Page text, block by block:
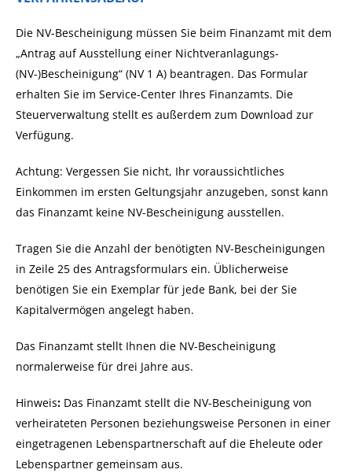
Die NV-Bescheinigung müssen Sie beim Finanzamt mit dem
„Antrag auf Ausstellung einer Nichtveranlagungs-
(NV-)Bescheinigung“ (NV 1 A) beantragen. Das Formular
erhalten Sie im Service-Center Ihres Finanzamts. Die
Steuerverwaltung stellt es außerdem zum Download zur
Verfügung.
Achtung: Vergessen Sie nicht, Ihr voraussichtliches
Einkommen im ersten Geltungsjahr anzugeben, sonst kann
das Finanzamt keine NV-Bescheinigung ausstellen.
Tragen Sie die Anzahl der benötigten NV-Bescheinigungen
in Zeile 25 des Antragsformulars ein. Üblicherweise
benötigen Sie ein Exemplar für jede Bank, bei der Sie
Kapitalvermögen angelegt haben.
Das Finanzamt stellt Ihnen die NV-Bescheinigung
normalerweise für drei Jahre aus.
Hinweis: Das Finanzamt stellt die NV-Bescheinigung von
verheirateten Personen beziehungsweise Personen in einer
eingetragenen Lebenspartnerschaft auf die Eheleute oder
Lebenspartner gemeinsam aus.